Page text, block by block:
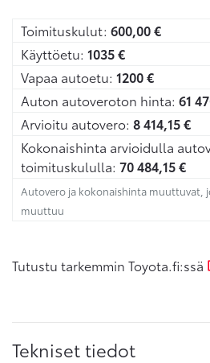
Toimituskulut: 600,00€
Käyttöetu: 1035€
Vapaa autoetu: 1200€
Auton autoveroton hinta: 61
Arvioitu autovero: 8 414,15€
Kokonaishinta arvioidulla
toimituskululla: 70 484,15€
Autovero ja kokonaishinta muuttuvat,
muuttuu
Tutustu tarkemmin Toyota.fi:ssä
Tekniset tiedot